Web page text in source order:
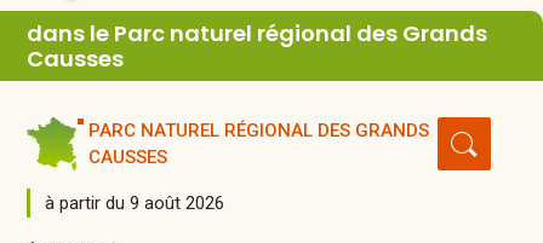
dans le Parc naturel régional des Grands
Causses
PARC NATUREL RÉGIONAL DES GRANDS
CAUSSES
à partir du 9 août 2026